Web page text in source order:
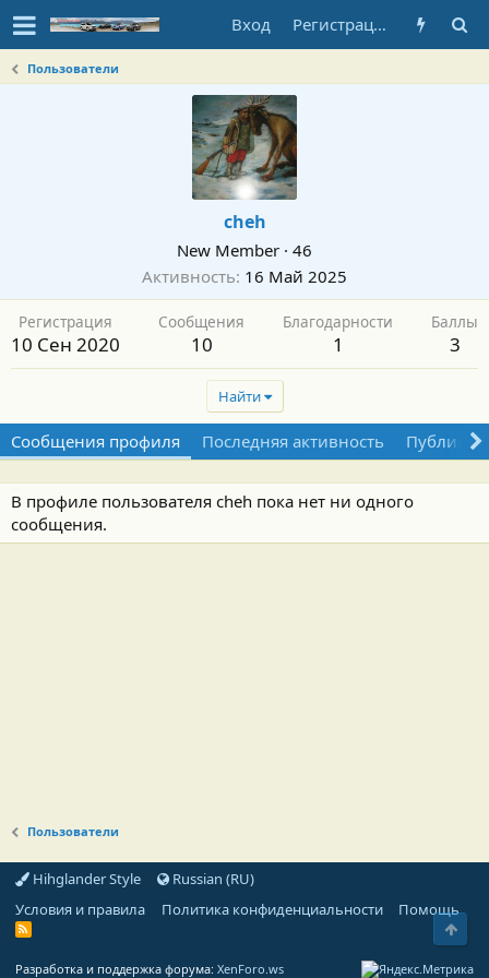
Вход Регистрация
Пользователи
cheh
New Member · 46
Активность 16 Май 2025
Регистрация
10 Сен 2020
Сообщения
10
Благодарности
1
Баллы
3
Найти
Сообщения профиля Последняя активность
В профиле пользователя cheh пока нет ни одного
сообщения.
Пользователи
Hihglander Style
Russian (RU)
Условия и правила
Политика конфиденциальности Помощь
R
Разработка и поддержка форума: XenForo.ws